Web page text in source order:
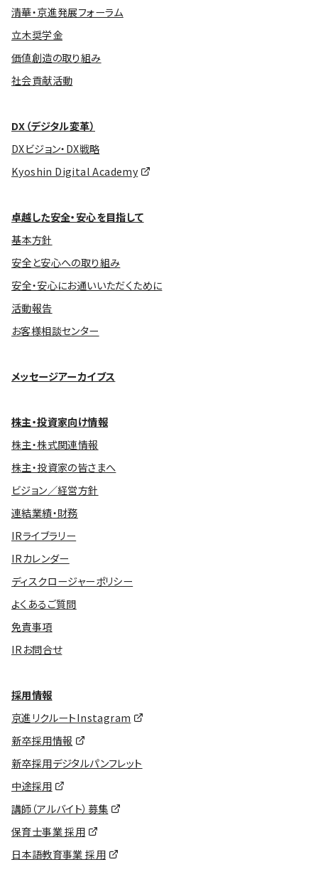
清華・京進発展フォーラム
立木奨学金
価値創造の取り組み
社会貢献活動
DX（デジタル変革）
DXビジョン・DX戦略
Kyoshin Digital Academy
卓越した安全・安心を目指して
基本方針
安全と安心への取り組み
安全・安心にお通いいただくために
活動報告
お客様相談センター
メッセージアーカイブス
株主・投資家向け情報
株主・株式関連情報
株主・投資家の皆さまへ
ビジョン／経営方針
連結業績・財務
IRライブラリー
IRカレンダー
ディスクロージャーポリシー
よくあるご質問
免責事項
IRお問合せ
採用情報
京進リクルートInstagram
新卒採用情報
新卒採用デジタルパンフレット
中途採用
講師（アルバイト）募集
保育士事業 採用
日本語教育事業 採用